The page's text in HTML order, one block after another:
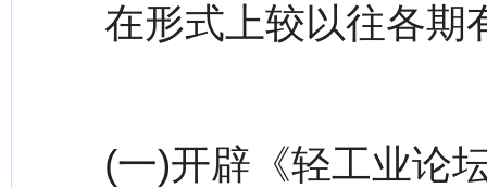
在形式上较以往各期
(一)开辟《轻工业论